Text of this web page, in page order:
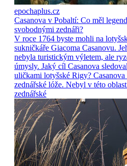
epochaplus.cz
Casanova v Pobaltí: Co měl
svobodnými zednáři?
V roce 1764 byste mohli na
sukničkáře Giacoma Casanovu.
nebyla turistickým výletem, ale
úmysly. Jaký cíl Casanova
uličkami lotyšské Rigy?
zednářské lóže. Nebyl v této
zednářské